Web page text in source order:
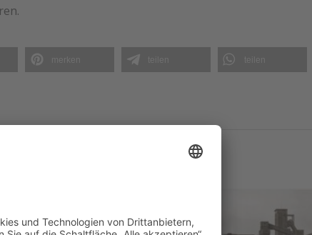
teilen teilen